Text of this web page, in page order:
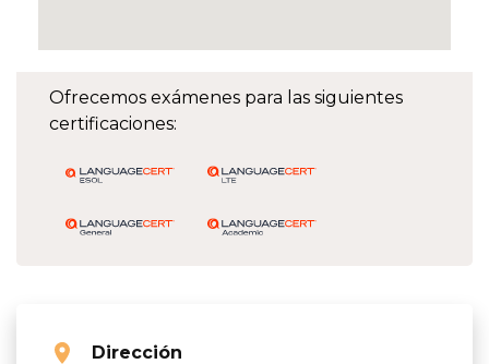
Ofrecemos exámenes para las siguientes
certificaciones:
Dirección